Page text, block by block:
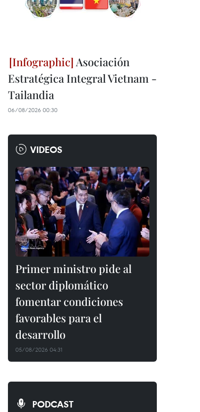
Asociación
Estratégica Integral Vietnam -
Tailandia
06/08/2026 00:30
VIDEOS
Primer ministro pide al
sector diplomático
fomentar condiciones
favorables para el
desarrollo
05/08/2026 04:31
PODCAST